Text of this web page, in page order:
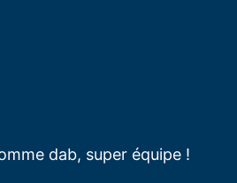
dab, super équipe !